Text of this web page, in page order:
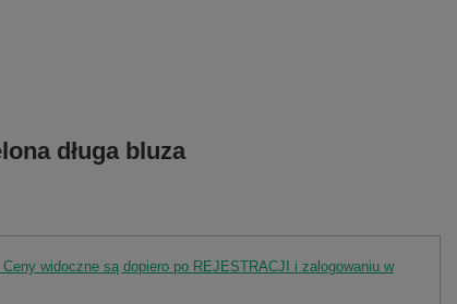
długa bluza
widoczne są dopiero po REJESTRACJI i zalogowaniu w